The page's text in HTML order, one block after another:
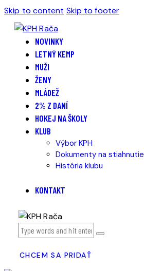
Skip to content Skip to footer
NOVINKY
LETNÝ KEMP
MUŽI
ŽENY
MLÁDEŽ
2% Z DANÍ
HOKEJ NA ŠKOLY
KLUB
Výbor KPH
Dokumenty na stiahnutie
História klubu
KONTAKT
CHCEM SA PRIDAŤ